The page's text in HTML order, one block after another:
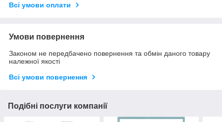
Всі умови оплати
Умови повернення
Законом не передбачено повернення та обмін даного товару
належної якості
Всі умови повернення
Подібні послуги компанії